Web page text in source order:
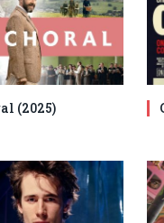
(2025)